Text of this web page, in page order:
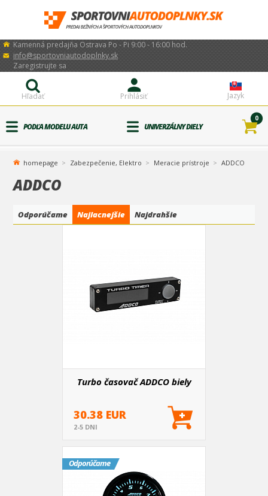
Kamenná predajňa Ostrava Po - Pi 9:00 - 16:00 hod.
info@sportovniautodoplnky.sk
Jazyk
Prihlásiť
Zaregistrujte sa
Hľadať
PODĽA MODELU AUTA UNIVERZÁLNY DIELY
0
homepage Zabezpečenie, Elektro Meracie prístroje ADDCO
ADDCO
Odporúčame Najlacnejšie Najdrahšie
Turbo časovač ADDCO biely
30.38 EUR
2-5 DNI
Odporúčame